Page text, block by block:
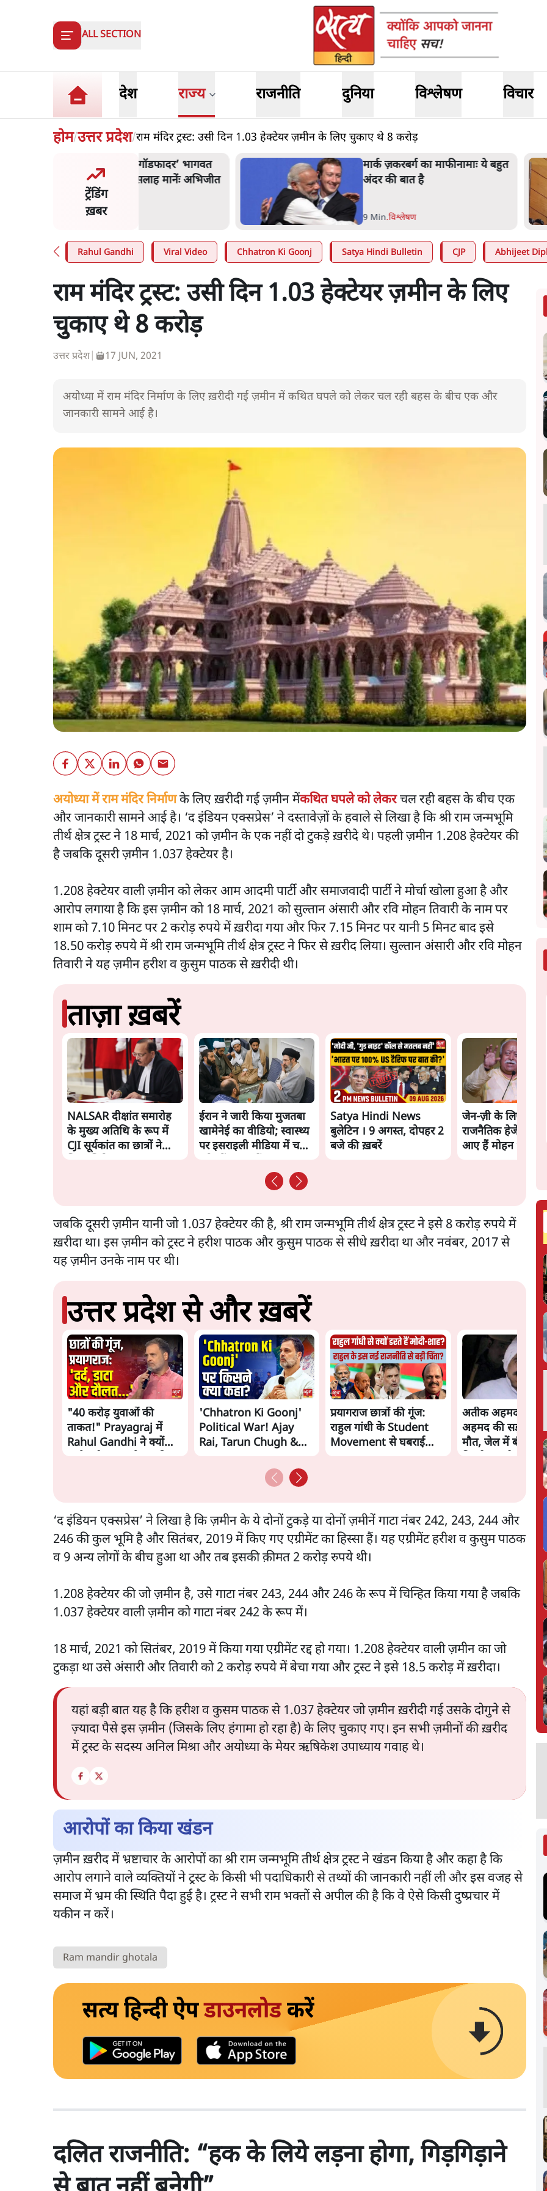
ALL SECTION
देश राज्य राजनीति दुनिया विश्लेषण विचार
होम/उत्तर प्रदेश/राम मंदिर ट्रस्ट: उसी दिन 1.03 हेक्टेयर ज़मीन के लिए चुकाए थे 8 करोड़
ट्रेंडिंग
ख़बर
मोदी ‘गॉडफादर’ भागवत
Z पर सलाह मानेंः अभिजीत
मार्क ज़करबर्ग का माफीनामाः ये बहुत
अंदर की बात है
9 Min.विश्लेषण
Rahul Gandhi Viral Video Chhatron Ki Goonj Satya Hindi Bulletin CJP Abhijeet
राम मंदिर ट्रस्ट: उसी दिन 1.03 हेक्टेयर ज़मीन के लिए
चुकाए थे 8 करोड़
उत्तर प्रदेश 17 JUN, 2021
अयोध्या में राम मंदिर निर्माण के लिए ख़रीदी गई ज़मीन में कथित घपले को लेकर चल रही बहस के बीच एक और
जानकारी सामने आई है।
अयोध्या में राम मंदिर निर्माणके लिए ख़रीदी गई ज़मीन मेंकथित घपले को लेकरचल रही बहस के बीच एक
और जानकारी सामने आई है। ‘द इंडियन एक्सप्रेस’ ने दस्तावेज़ों के हवाले से लिखा है कि श्री राम जन्मभूमि
तीर्थ क्षेत्र ट्रस्ट ने 18 मार्च, 2021 को ज़मीन के एक नहीं दो टुकड़े ख़रीदे थे। पहली ज़मीन 1.208 हेक्टेयर की
है जबकि दूसरी ज़मीन 1.037 हेक्टेयर है।
1.208 हेक्टेयर वाली ज़मीन को लेकर आम आदमी पार्टी और समाजवादी पार्टी ने मोर्चा खोला हुआ है और
आरोप लगाया है कि इस ज़मीन को 18 मार्च, 2021 को सुल्तान अंसारी और रवि मोहन तिवारी के नाम पर
शाम को 7.10 मिनट पर 2 करोड़ रुपये में ख़रीदा गया और फिर 7.15 मिनट पर यानी 5 मिनट बाद इसे
18.50 करोड़ रुपये में श्री राम जन्मभूमि तीर्थ क्षेत्र ट्रस्ट ने फिर से ख़रीद लिया। सुल्तान अंसारी और रवि मोहन
तिवारी ने यह ज़मीन हरीश व कुसुम पाठक से ख़रीदी थी।
ताज़ा ख़बरें
NALSAR दीक्षांत समारोह
के मुख्य अतिथि के रूप में
CJI सूर्यकांत का छात्रों ने
ईरान ने जारी किया मुजतबा
खामेनेई का वीडियो; स्वास्थ्य
पर इसराइली मीडिया में चल
Satya Hindi News
बुलेटिन । 9 अगस्त, दोपहर 2
बजे की ख़बरें
जेन-ज़ी के लिए
राजनैतिक हेजेमनी
आए हैं मोहन भागवत!
जबकि दूसरी ज़मीन यानी जो 1.037 हेक्टेयर की है, श्री राम जन्मभूमि तीर्थ क्षेत्र ट्रस्ट ने इसे 8 करोड़ रुपये में
ख़रीदा था। इस ज़मीन को ट्रस्ट ने हरीश पाठक और कुसुम पाठक से सीधे ख़रीदा था और नवंबर, 2017 से
यह ज़मीन उनके नाम पर थी।
उत्तर प्रदेश से और ख़बरें
"40 करोड़ युवाओं की
ताकत!" Prayagraj में
Rahul Gandhi ने क्यों
'Chhatron Ki Goonj'
Political War! Ajay
Rai, Tarun Chugh &
प्रयागराज छात्रों की गूंज:
राहुल गांधी के Student
Movement से घबराई
अतीक अहमद के बेटे
अहमद की सड़क
मौत, जेल में बंद
‘द इंडियन एक्सप्रेस’ ने लिखा है कि ज़मीन के ये दोनों टुकड़े या दोनों ज़मीनें गाटा नंबर 242, 243, 244 और
246 की कुल भूमि है और सितंबर, 2019 में किए गए एग्रीमेंट का हिस्सा हैं। यह एग्रीमेंट हरीश व कुसुम पाठक
व 9 अन्य लोगों के बीच हुआ था और तब इसकी क़ीमत 2 करोड़ रुपये थी।
1.208 हेक्टेयर की जो ज़मीन है, उसे गाटा नंबर 243, 244 और 246 के रूप में चिन्हित किया गया है जबकि
1.037 हेक्टेयर वाली ज़मीन को गाटा नंबर 242 के रूप में।
18 मार्च, 2021 को सितंबर, 2019 में किया गया एग्रीमेंट रद्द हो गया। 1.208 हेक्टेयर वाली ज़मीन का जो
टुकड़ा था उसे अंसारी और तिवारी को 2 करोड़ रुपये में बेचा गया और ट्रस्ट ने इसे 18.5 करोड़ में ख़रीदा।
यहां बड़ी बात यह है कि हरीश व कुसम पाठक से 1.037 हेक्टेयर जो ज़मीन ख़रीदी गई उसके दोगुने से
ज़्यादा पैसे इस ज़मीन (जिसके लिए हंगामा हो रहा है) के लिए चुकाए गए। इन सभी ज़मीनों की ख़रीद
में ट्रस्ट के सदस्य अनिल मिश्रा और अयोध्या के मेयर ऋषिकेश उपाध्याय गवाह थे।
आरोपों का किया खंडन
ज़मीन ख़रीद में भ्रष्टाचार के आरोपों का श्री राम जन्मभूमि तीर्थ क्षेत्र ट्रस्ट ने खंडन किया है और कहा है कि
आरोप लगाने वाले व्यक्तियों ने ट्रस्ट के किसी भी पदाधिकारी से तथ्यों की जानकारी नहीं ली और इस वजह से
समाज में भ्रम की स्थिति पैदा हुई है। ट्रस्ट ने सभी राम भक्तों से अपील की है कि वे ऐसे किसी दुष्प्रचार में
यकीन न करें।
Ram mandir ghotala
सत्य हिन्दी ऐपडाउनलोडकरें
दलित राजनीति: “हक के लिये लड़ना होगा, गिड़गिड़ाने